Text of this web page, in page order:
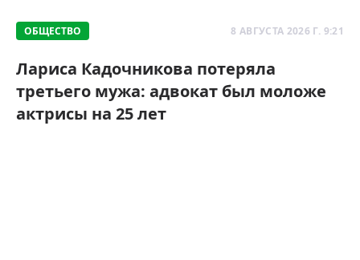
ОБЩЕСТВО 8 АВГУСТА 2026 Г. 9:21
Лариса Кадочникова потеряла
третьего мужа: адвокат был моложе
актрисы на 25 лет